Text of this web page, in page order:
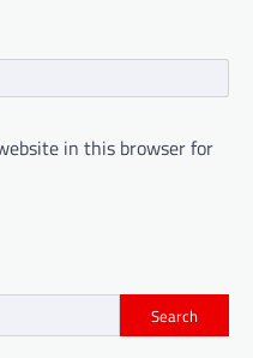
in this browser for
Search